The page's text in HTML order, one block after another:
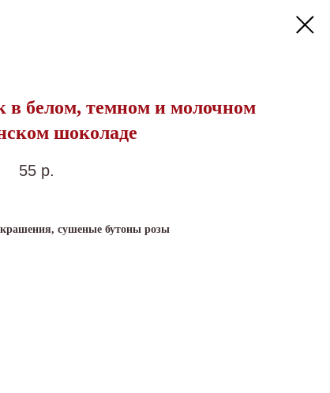
в белом, темном и молочном
шоколаде
55 р.
сушеные бутоны розы